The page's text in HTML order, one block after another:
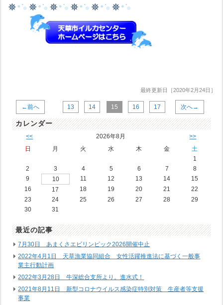
最終更新日［2020年2月24日］
←前へ 13 14 15 16 17 次へ→
カレンダー
<< 2026年8月 >>
日 月 火 水 木 金
土
1
2
3 4 5 6 7
8
9
10 11 12 13 14
15
16
17 18 19 20 21
22
23
24 25 26 27 28
29
30
31
最近の記事
7月30日 あまくさエビリンピック2026開催中止
2022年4月1日 天草漁業協同組合 女性活躍推進法に基づく一般事
業主行動計画
2022年3月28日 牛深総合支所より。進水式！
2021年8月11日 新型コロナウイルス感染症特別対策 生産者等支援
事業